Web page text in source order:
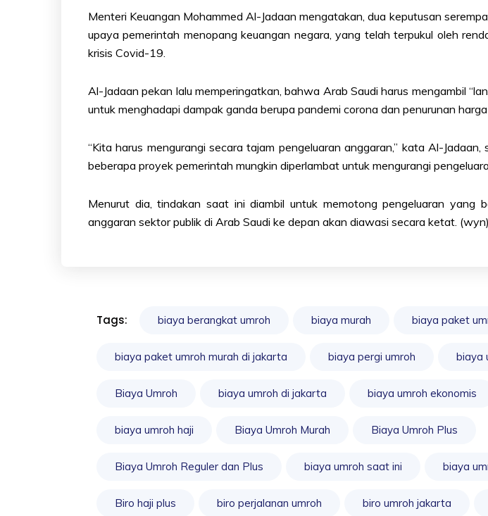
Menteri Keuangan Mohammed Al-Jadaan mengatakan, dua keputusan
upaya pemerintah menopang keuangan negara, yang telah terpukul oleh
krisis Covid-19.
Al-Jadaan pekan lalu memperingatkan, bahwa Arab Saudi harus mengambil
untuk menghadapi dampak ganda berupa pandemi corona dan penurunan
“Kita harus mengurangi secara tajam pengeluaran anggaran,” kata Al-
beberapa proyek pemerintah mungkin diperlambat untuk mengurangi
Menurut dia, tindakan saat ini diambil untuk memotong pengeluaran yang
anggaran sektor publik di Arab Saudi ke depan akan diawasi secara ketat. (wyn)
Tags: biaya berangkat umroh biaya murah biaya paket
biaya paket umroh murah di jakarta biaya pergi umroh biaya
Biaya Umroh biaya umroh di jakarta biaya umroh ekonomis
biaya umroh haji Biaya Umroh Murah Biaya Umroh Plus
Biaya Umroh Reguler dan Plus biaya umroh saat ini biaya
Biro haji plus biro perjalanan umroh biro umroh jakarta